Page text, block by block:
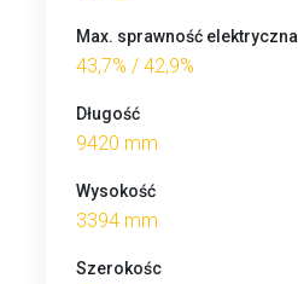
Max. sprawność elektryczna
43,7% / 42,9%
Długość
9420 mm
Wysokość
3394 mm
Szerokośc